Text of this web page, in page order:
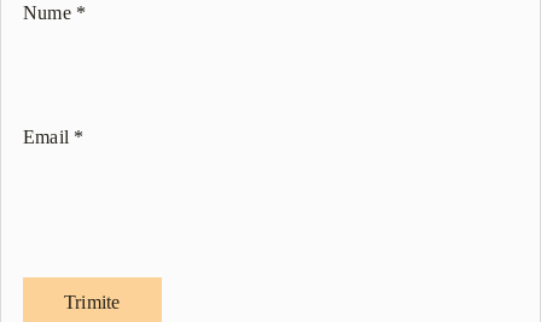
Nume *
Email *